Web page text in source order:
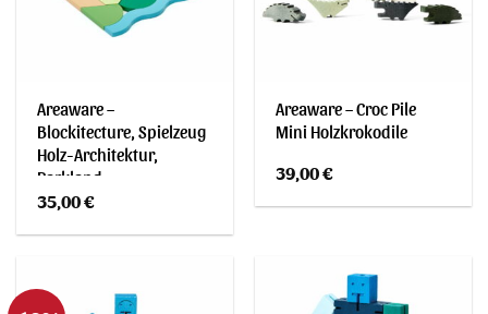
Areaware –
Blockitecture, Spielzeug
Holz-Architektur,
Parkland
35,00€
Areaware – Croc Pile
Mini Holzkrokodile
39,00€